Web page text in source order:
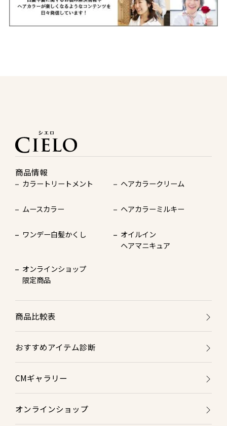
商品情報
カラートリートメント ヘアカラークリーム
ムースカラー ヘアカラーミルキー
ワンデー白髪かくし
オイルイン
ヘアマニキュア
オンラインショップ
限定商品
商品比較表
おすすめアイテム診断
CMギャラリー
オンラインショップ